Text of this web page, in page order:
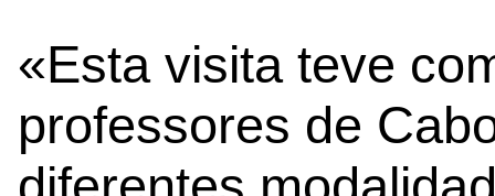
«Esta visita teve
professores de